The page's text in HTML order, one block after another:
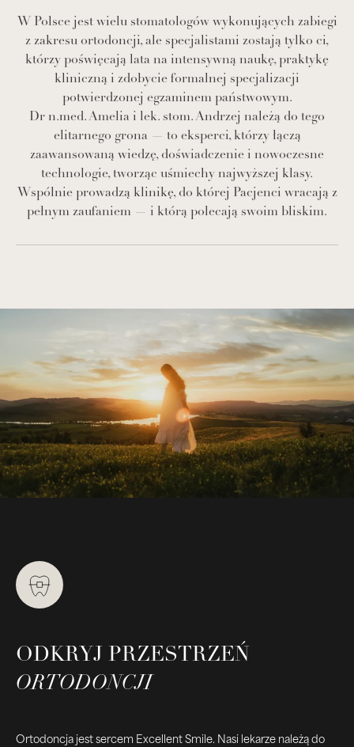
W Polsce jest wielu stomatologów wykonujących zabiegi
z zakresu ortodoncji, ale specjalistami zostają tylko ci,
którzy poświęcają lata na intensywną naukę, praktykę
kliniczną i zdobycie formalnej specjalizacji
potwierdzonej egzaminem państwowym.
Dr n.med. Amelia i lek. stom. Andrzej należą do tego
elitarnego grona — to eksperci, którzy łączą
zaawansowaną wiedzę, doświadczenie i nowoczesne
technologie, tworząc uśmiechy najwyższej klasy.
Wspólnie prowadzą klinikę, do której Pacjenci wracają z
pełnym zaufaniem — i którą polecają swoim bliskim.
ODKRYJ PRZESTRZEŃ
ORTODONCJI
Ortodoncja jest sercem Excellent Smile. Nasi lekarze należą do